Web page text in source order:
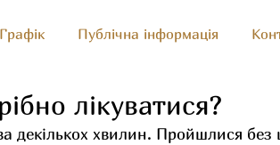
Графік Публічна інформація
лікуватися?
декількох хвилин. Пройшлися